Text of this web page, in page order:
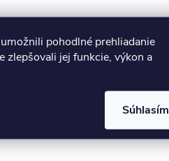
pohodlné prehliadanie
zlepšovali jej funkcie, výkon a
Súhlasím